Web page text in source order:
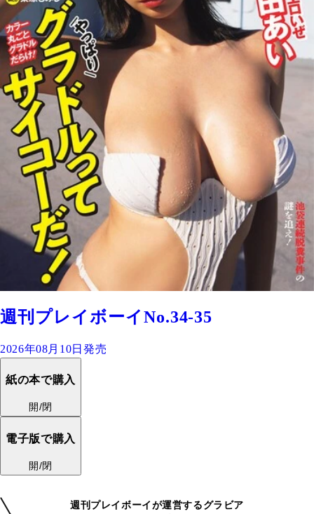
週刊プレイボーイNo.34-35
2026年08月10日発売
紙の本で購入
開/閉
電子版で購入
開/閉
週刊プレイボーイが運営するグラビア